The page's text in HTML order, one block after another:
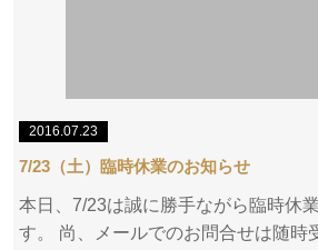
2016.07.23
7/23（土）臨時休業のお知らせ
本日、7/23は誠に勝手ながら臨時休
す。 尚、メールでのお問合せは随時